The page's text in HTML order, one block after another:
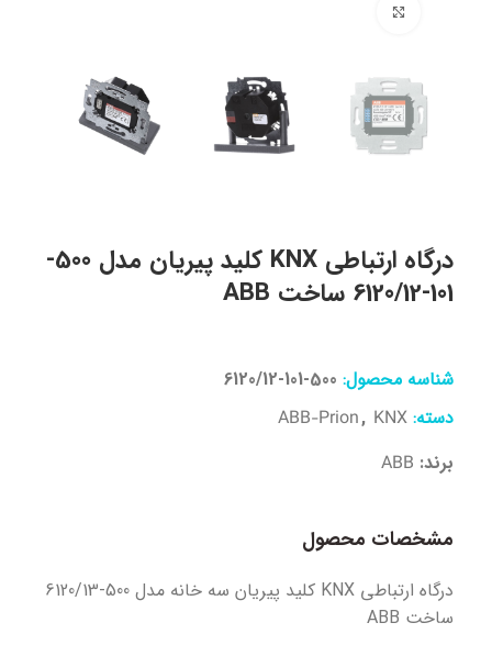
درگاه ارتباطي KNX کلید پیریان مدل 500-
101-6120/12 ساخت ABB
شناسه محصول: 500-101-6120/12
دسته:
ABB-Prion, KNX
برند: ABB
مشخصات محصول
درگاه ارتباطي KNX کلید پیریان سه خانه مدل 500-6120/13
ساخت ABB